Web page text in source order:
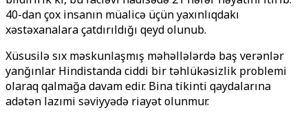
40-dan çox insanın müalicə üçün yaxınlıqdakı
xəstəxanalara çatdırıldığı qeyd olunub.
Xüsusilə sıx məskunlaşmış məhəllələrdə baş verənlər
yanğınlar Hindistanda ciddi bir təhlükəsizlik problemi
olaraq qalmağa davam edir. Bina tikinti qaydalarına
adətən lazımi səviyyədə riayət olunmur.